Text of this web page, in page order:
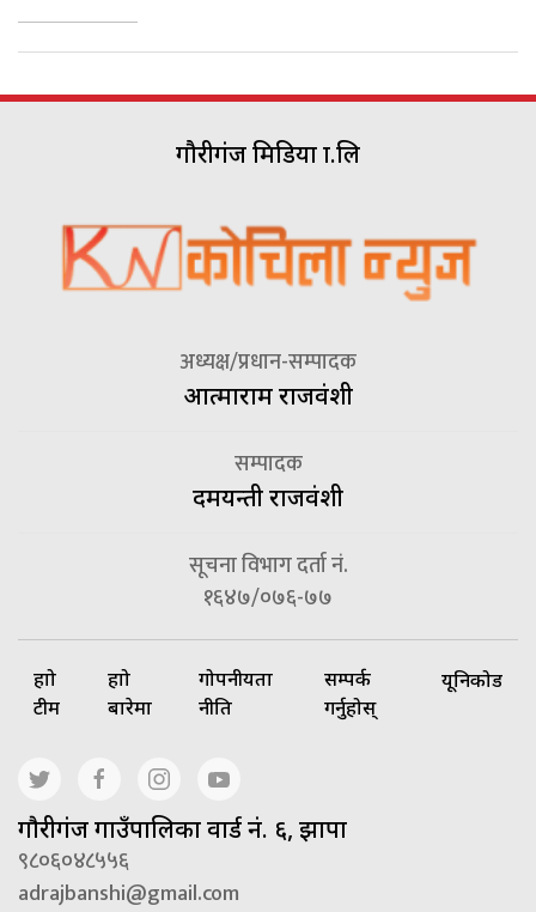
गौरीगंज मिडिया प्रा.लि
अध्यक्ष/प्रधान-सम्पादक
आत्माराम राजवंशी
सम्पादक
दमयन्ती राजवंशी
सूचना विभाग दर्ता नं.
१६४७/०७६-७७
हाम्रो
टीम
हाम्रो
बारेमा
गोपनीयता
नीति
सम्पर्क
गर्नुहोस्
यूनिकोड
गाैरीगंज गाउँपालिका वार्ड नं. ६, झापा
९८०६०४८५५६
adrajbanshi@gmail.com